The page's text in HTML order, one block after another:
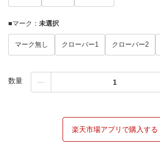
■マーク ： 未選択
マーク無し クローバー1 クローバー2
数量
楽天市場アプリで購入する